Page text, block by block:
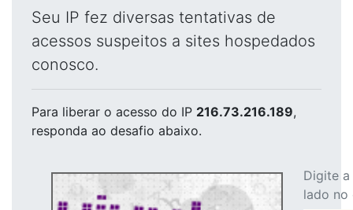
Seu IP fez diversas tentativas de
acessos suspeitos a sites hospedados
conosco.
Para liberar o acesso do IP 216.73.216.189,
responda ao desafio abaixo.
Digite
lado no